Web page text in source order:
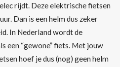
rijdt. Deze elektrische fietsen
Dan is een helm dus zeker
In Nederland wordt de
een “gewone” fiets. Met jouw
hoef je dus (nog) geen helm